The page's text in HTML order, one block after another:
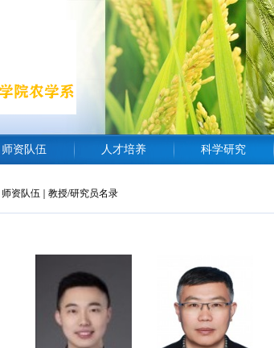
师资队伍 人才培养 科学研究
师资队伍 教授/研究员名录